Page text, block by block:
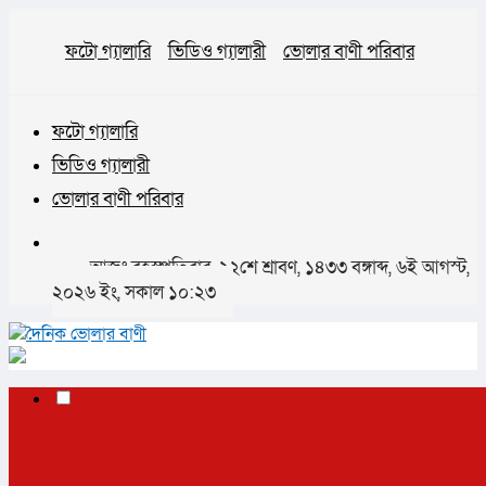
ফটো গ্যালারি ভিডিও গ্যালারী ভোলার বাণী পরিবার
ফটো গ্যালারি
ভিডিও গ্যালারী
ভোলার বাণী পরিবার
আজঃ বৃহস্পতিবার, ২২শে শ্রাবণ, ১৪৩৩ বঙ্গাব্দ, ৬ই আগস্ট,
২০২৬ ইং, সকাল ১০:২৩
✕